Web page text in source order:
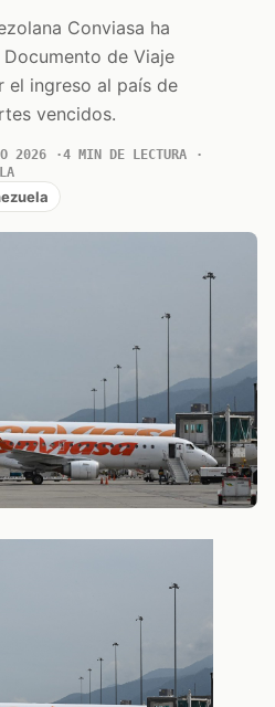
Conviasa ha
de Viaje
el ingreso al país de
vencidos.
2026
4 MIN DE LECTURA